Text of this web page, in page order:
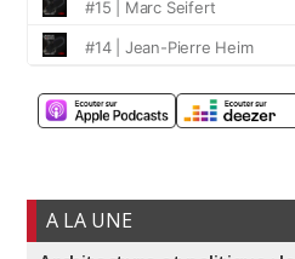
A LA UNE